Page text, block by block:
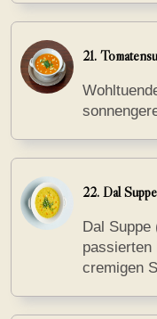
21.
22. Dal
Dal
passierten
cremigen